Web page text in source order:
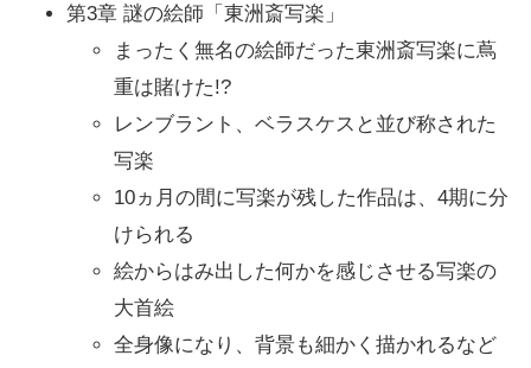
第3章 謎の絵師「東洲斎写楽」
まったく無名の絵師だった東洲斎写楽に蔦
重は賭けた!?
レンブラント、ベラスケスと並び称された
写楽
10ヵ月の間に写楽が残した作品は、4期に分
けられる
絵からはみ出した何かを感じさせる写楽の
大首絵
全身像になり、背景も細かく描かれるなど